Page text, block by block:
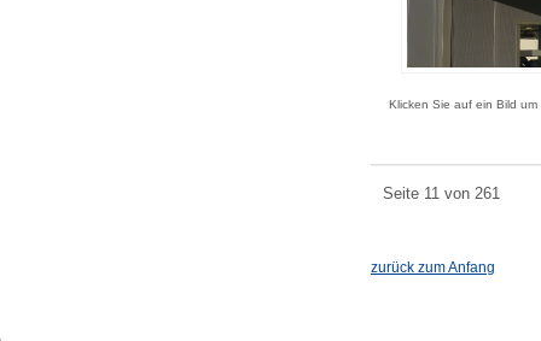
Klicken Sie auf ein Bild
Seite 11 von 261
zurück zum Anfang